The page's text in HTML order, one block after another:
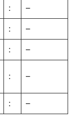
: –
: –
: –
: –
: –